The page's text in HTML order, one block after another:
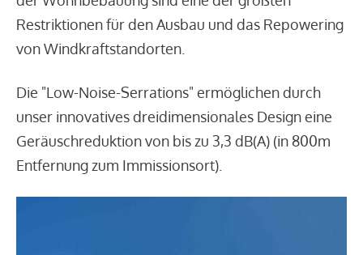
Restriktionen für den Ausbau und das Repowering
von Windkraftstandorten.
Die "Low-Noise-Serrations" ermöglichen durch
unser innovatives dreidimensionales Design eine
Geräuschreduktion von bis zu 3,3 dB(A) (in 800m
Entfernung zum Immissionsort).